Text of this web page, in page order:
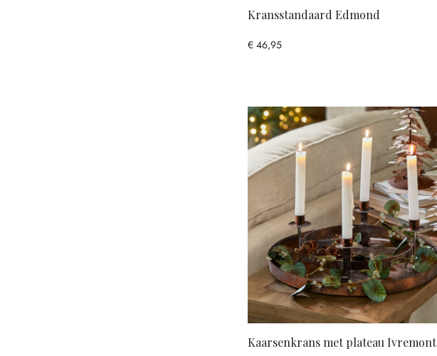
Kransstandaard Edmond
€ 46,95
Kaarsenkrans met plateau Ivremont